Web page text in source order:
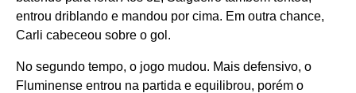
entrou driblando e mandou por cima. Em outra chance,
Carli cabeceou sobre o gol.
No segundo tempo, o jogo mudou. Mais defensivo, o
Fluminense entrou na partida e equilibrou, porém o